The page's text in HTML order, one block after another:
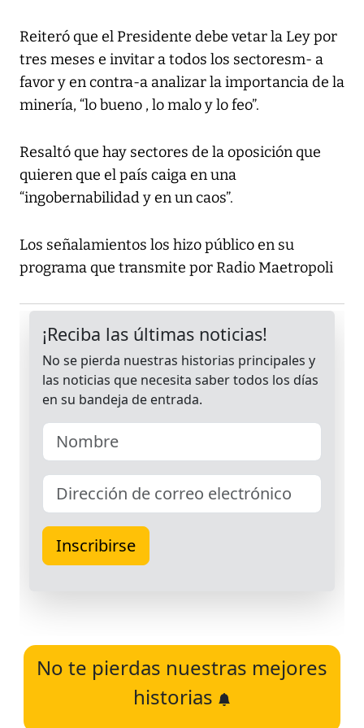
Reiteró que el Presidente debe vetar la Ley por
tres meses e invitar a todos los sectoresm- a
favor y en contra-a analizar la importancia de la
minería, “lo bueno , lo malo y lo feo”.
Resaltó que hay sectores de la oposición que
quieren que el país caiga en una
“ingobernabilidad y en un caos”.
Los señalamientos los hizo público en su
programa que transmite por Radio Maetropoli
No te pierdas nuestras mejores
historias